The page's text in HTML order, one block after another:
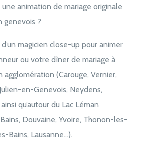
une animation de mariage originale
genevois ?
magicien close-up pour animer
ou votre dîner de mariage à
agglomération (Carouge, Vernier,
en-Genevois, Neydens,
qu’autour du Lac Léman
Douvaine, Yvoire, Thonon-les-
Bains, Lausanne…).